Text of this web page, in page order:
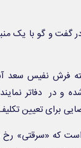
گفت و گو با یک
کشور خارج شده و در
که «سرقتی»